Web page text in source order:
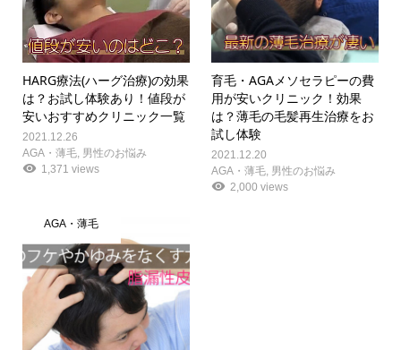
HARG療法(ハーグ治療)の効果
は？お試し体験あり！値段が
安いおすすめクリニック一覧
2021.12.26
AGA・薄毛, 男性のお悩み
1,371 views
育毛・AGAメソセラピーの費
用が安いクリニック！効果
は？薄毛の毛髪再生治療をお
試し体験
2021.12.20
AGA・薄毛 男性のお悩み
2,000 views
AGA・薄毛